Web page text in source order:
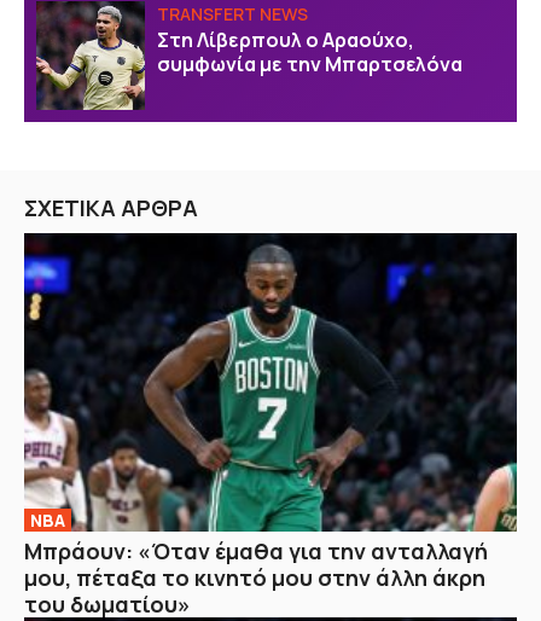
TRANSFERT NEWS
Στη Λίβερπουλ ο Αραούχο,
συμφωνία με την Μπαρτσελόνα
ΣΧΕΤΙΚΑ ΑΡΘΡΑ
NBA
Μπράουν: «Όταν έμαθα για την ανταλλαγή
μου, πέταξα το κινητό μου στην άλλη άκρη
του δωματίου»